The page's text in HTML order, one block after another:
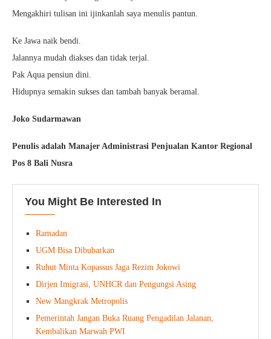
Mengakhiri tulisan ini ijinkanlah saya menulis pantun.
Ke Jawa naik bendi.
Jalannya mudah diakses dan tidak terjal.
Pak Aqua pensiun dini.
Hidupnya semakin sukses dan tambah banyak beramal.
Joko Sudarmawan
Penulis adalah Manajer Administrasi Penjualan Kantor Regional
Pos 8 Bali Nusra
You Might Be Interested In
Ramadan
UGM Bisa Dibubarkan
Ruhut Minta Kopassus Jaga Rezim Jokowi
Dirjen Imigrasi, UNHCR dan Pengungsi Asing
New Mangkrak Metropolis
Pemerintah Jangan Buka Ruang Pengadilan Jalanan,
Kembalikan Marwah PWI